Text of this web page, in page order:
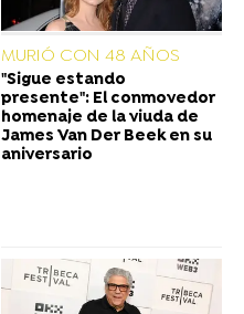
MURIÓ CON 48 AÑOS
"Sigue estando
presente": El conmovedor
homenaje de la viuda de
James Van Der Beek en su
aniversario